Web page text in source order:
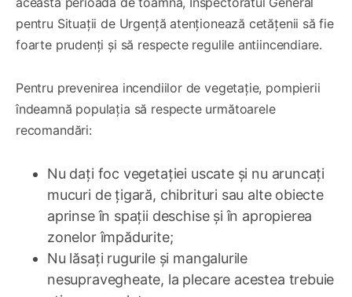
pentru Situații de Urgență atenționează cetățenii să fie
foarte prudenți și să respecte regulile antiincendiare.
Pentru prevenirea incendiilor de vegetație, pompierii
îndeamnă populația să respecte următoarele
recomandări:
Nu dați foc vegetației uscate și nu aruncați
mucuri de țigară, chibrituri sau alte obiecte
aprinse în spații deschise și în apropierea
zonelor împădurite;
Nu lăsați rugurile și mangalurile
nesupravegheate, la plecare acestea trebuie